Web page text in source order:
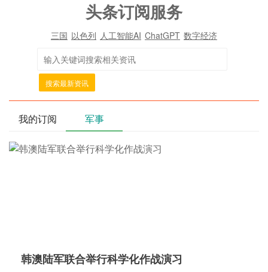
头条订阅服务
三国 以色列 人工智能AI ChatGPT 数字经济
搜索最新资讯
我的订阅 军事
韩澳陆军联合举行科学化作战演习